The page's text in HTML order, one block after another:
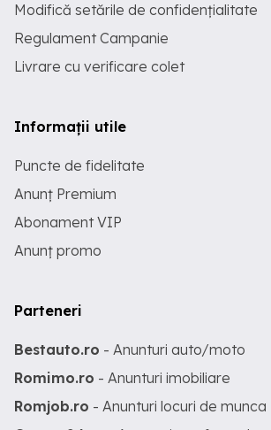
Modifică setările de confidențialitate
Regulament Campanie
Livrare cu verificare colet
Informații utile
Puncte de fidelitate
Anunț Premium
Abonament VIP
Anunț promo
Parteneri
Bestauto.ro - Anunturi auto/moto
Romimo.ro - Anunturi imobiliare
Romjob.ro - Anunturi locuri de munca